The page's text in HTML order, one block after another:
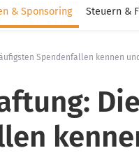
& Sponsoring Steuern &
Spendenfallen kennen